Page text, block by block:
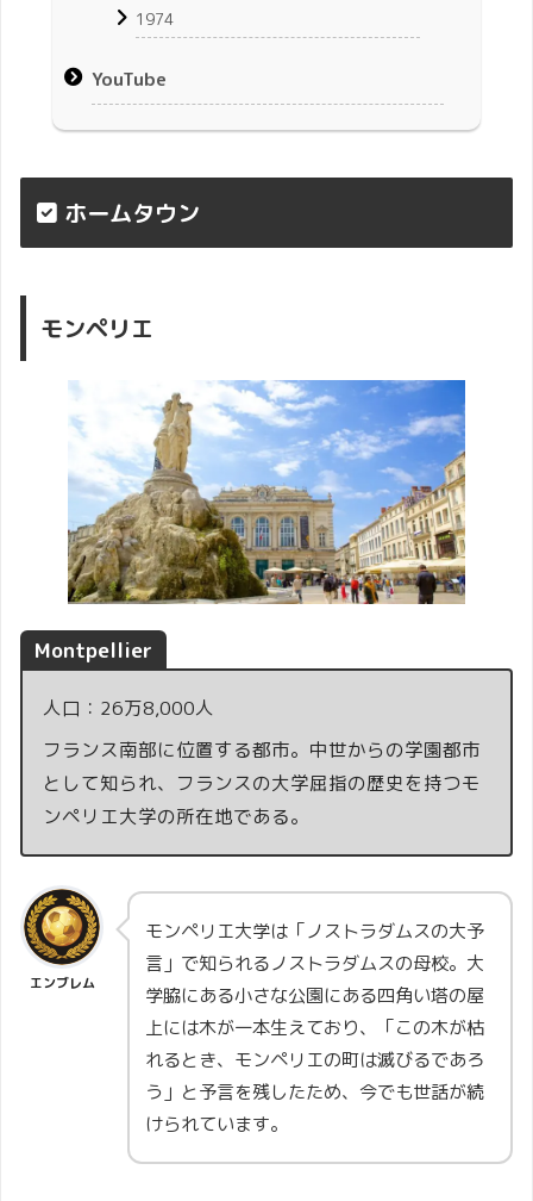
1974
YouTube
ホームタウン
モンペリエ
Montpellier
人口：26万8,000人
フランス南部に位置する都市。中世からの学園都市
として知られ、フランスの大学屈指の歴史を持つモ
ンペリエ大学の所在地である。
エンブレム
モンペリエ大学は「ノストラダムスの大予
言」で知られるノストラダムスの母校。大
学脇にある小さな公園にある四角い塔の屋
上には木が一本生えており、「この木が枯
れるとき、モンペリエの町は滅びるであろ
う」と予言を残したため、今でも世話が続
けられています。